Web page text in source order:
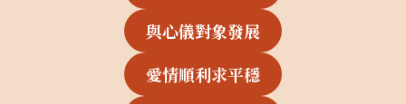
與心儀對象發展
愛情順利求平穩